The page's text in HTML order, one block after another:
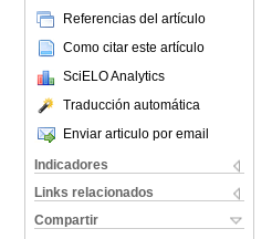
Referencias del artículo
Como citar este artículo
SciELO Analytics
Traducción automática
Enviar articulo por email
Indicadores
Links relacionados
Compartir